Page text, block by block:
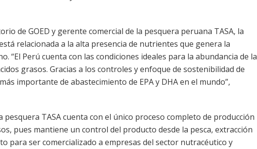
de GOED y gerente comercial de la pesquera peruana TASA, la
relacionada a la alta presencia de nutrientes que genera la
“El Perú cuenta con las condiciones ideales para la abundancia de la
grasos. Gracias a los controles y enfoque de sostenibilidad de
importante de abastecimiento de EPA y DHA en el mundo”,
TASA cuenta con el único proceso completo de producción
pues mantiene un control del producto desde la pesca, extracción
para ser comercializado a empresas del sector nutracéutico y